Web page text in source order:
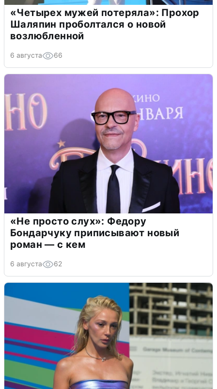
«Четырех мужей потеряла»: Прохор
Шаляпин проболтался о новой
возлюбленной
6 августа 66
«Не просто слух»: Федору
Бондарчуку приписывают новый
роман — с кем
6 августа 62